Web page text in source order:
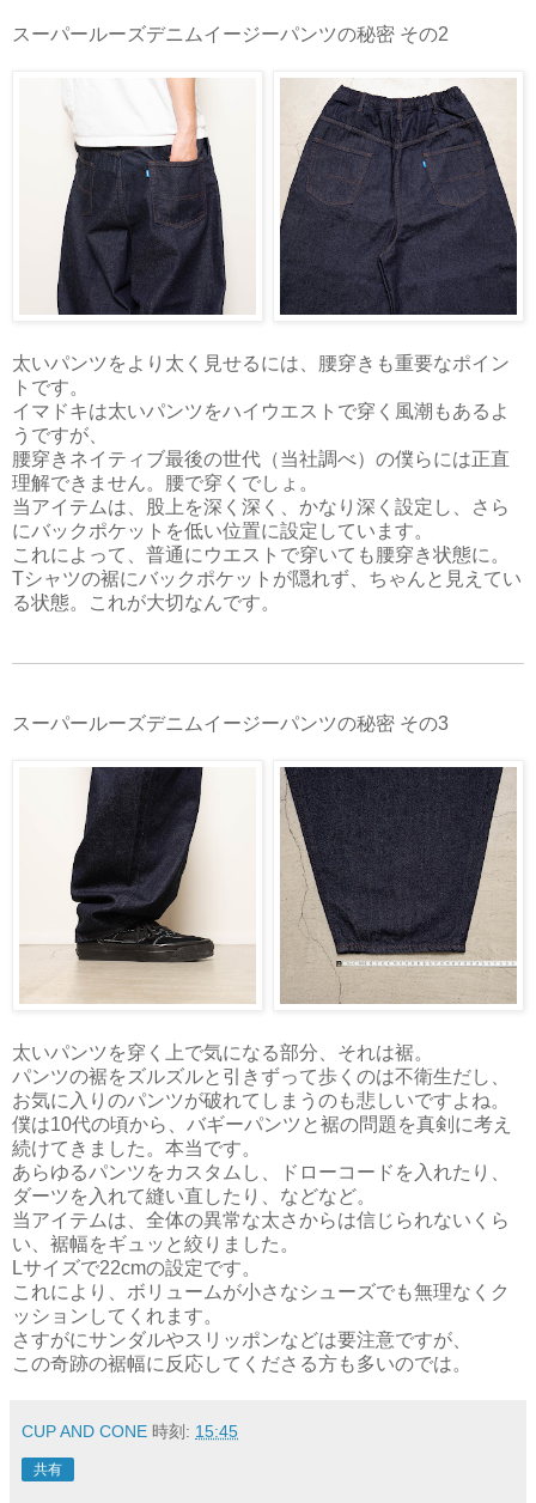
スーパールーズデニムイージーパンツの秘密 その2
太いパンツをより太く見せるには、腰穿きも重要なポイン
トです。
イマドキは太いパンツをハイウエストで穿く風潮もあるよ
うですが、
腰穿きネイティブ最後の世代（当社調べ）の僕らには正直
理解できません。腰で穿くでしょ。
当アイテムは、股上を深く深く、かなり深く設定し、さら
にバックポケットを低い位置に設定しています。
これによって、普通にウエストで穿いても腰穿き状態に。
Tシャツの裾にバックポケットが隠れず、ちゃんと見えてい
る状態。これが大切なんです。
スーパールーズデニムイージーパンツの秘密 その3
太いパンツを穿く上で気になる部分、それは裾。
パンツの裾をズルズルと引きずって歩くのは不衛生だし、
お気に入りのパンツが破れてしまうのも悲しいですよね。
僕は10代の頃から、バギーパンツと裾の問題を真剣に考え
続けてきました。本当です。
あらゆるパンツをカスタムし、ドローコードを入れたり、
ダーツを入れて縫い直したり、などなど。
当アイテムは、全体の異常な太さからは信じられないくら
い、裾幅をギュッと絞りました。
Lサイズで22cmの設定です。
これにより、ボリュームが小さなシューズでも無理なくク
ッションしてくれます。
さすがにサンダルやスリッポンなどは要注意ですが、
この奇跡の裾幅に反応してくださる方も多いのでは。
CUP AND CONE 時刻: 15:45
共有